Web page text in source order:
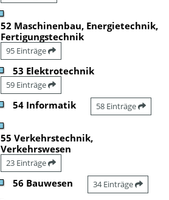
52 Maschinenbau, Energietechnik,
Fertigungstechnik
95 Einträge
53 Elektrotechnik
59 Einträge
54 Informatik 58 Einträge
55 Verkehrstechnik,
Verkehrswesen
23 Einträge
56 Bauwesen 34 Einträge